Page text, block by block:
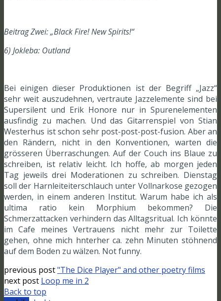
Beitrag Zwei: „Black Fire! New Spirits!“
6) Jokleba: Outland
Bei einigen dieser Produktionen ist der Begriff „Jazz“
sehr weit auszudehnen, vertraute Jazzelemente sind bei
Supersilent und Erik Honore nur in Spurenelementen
ausfindig zu machen. Und das Gitarrenspiel von Stian
Westerhus ist schon sehr post-post-post-fusion. Aber an
den Rändern, nicht in den Konventionen, warten die
grösseren Überraschungen. Auf der Couch ins Blaue zu
schreiben, ist relativ leicht. Ich hoffe, ab morgen jeden
Tag jeweils drei Moderationen zu schreiben. Dienstag
soll der Harnleiteiterschlauch unter Vollnarkose gezogen
werden, in einem anderen Institut. Warum habe ich als
ultima ratio kein Morphium bekommen? Die
Schmerzattacken verhindern das Alltagsritual. Ich könnte
im Cafe meines Vertrauens nicht mehr zur Toilette
gehen, ohne mich hnterher ca. zehn Minuten stöhnend
auf dem Boden zu wälzen. Not funny.
previous post"The Dice Player" and other poetry films
next post Loop me in 2
Back to top